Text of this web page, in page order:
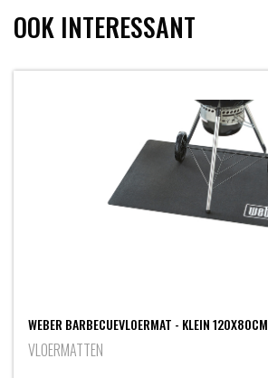
OOK INTERESSANT
WEBER BARBECUEVLOERMAT - KLEIN 120X80CM
VLOERMATTEN